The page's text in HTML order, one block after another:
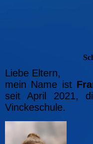
Liebe Eltern,
mein Name ist
seit April 2021,
Vinckeschule.